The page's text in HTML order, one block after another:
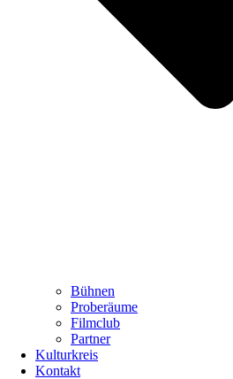
Bühnen
Proberäume
Filmclub
Partner
Kulturkreis
Kontakt